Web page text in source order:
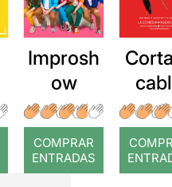
Improsh
ow
COMPRAR
ENTRADAS